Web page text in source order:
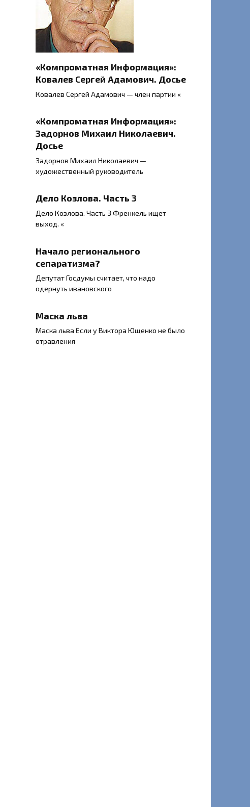
«Компроматная Информация»:
Ковалев Сергей Адамович. Досье
Ковалев Сергей Адамович — член партии «
«Компроматная Информация»:
Задорнов Михаил Николаевич.
Досье
Задорнов Михаил Николаевич —
художественный руководитель
Дело Козлова. Часть 3
Дело Козлова. Часть 3 Френкель ищет
выход. «
Начало регионального
сепаратизма?
Депутат Госдумы считает, что надо
одернуть ивановского
Маска льва
Маска льва Если у Виктора Ющенко не было
отравления